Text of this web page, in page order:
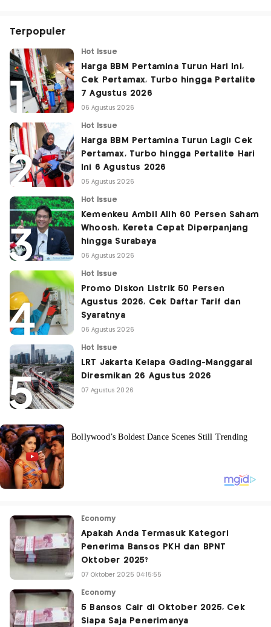
Terpopuler
Hot Issue
Harga BBM Pertamina Turun Hari Ini,
Cek Pertamax, Turbo hingga Pertalite
7 Agustus 2026
06 Agustus 2026
Hot Issue
Harga BBM Pertamina Turun Lagi! Cek
Pertamax, Turbo hingga Pertalite Hari
Ini 6 Agustus 2026
05 Agustus 2026
Hot Issue
Kemenkeu Ambil Alih 60 Persen Saham
Whoosh, Kereta Cepat Diperpanjang
hingga Surabaya
06 Agustus 2026
Hot Issue
Promo Diskon Listrik 50 Persen
Agustus 2026, Cek Daftar Tarif dan
Syaratnya
06 Agustus 2026
Hot Issue
LRT Jakarta Kelapa Gading-Manggarai
Diresmikan 26 Agustus 2026
07 Agustus 2026
Economy
Apakah Anda Termasuk Kategori
Penerima Bansos PKH dan BPNT
Oktober 2025?
07 Oktober 2025 04:15:55
Economy
5 Bansos Cair di Oktober 2025, Cek
Siapa Saja Penerimanya